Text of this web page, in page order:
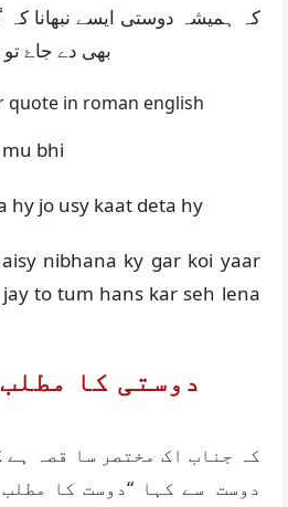
کہ ہمیشہ دوستی ایسے نبھانا کہ
بھی دے جاۓ تو
bhi
hy jo usy kaat deta hy
nibhana ky gar koi yaar
to tum hans kar seh lena
دوستی کا
کہ جناب اک مختصر سا قصہ ہے
دوست سے کہا “دوست کا